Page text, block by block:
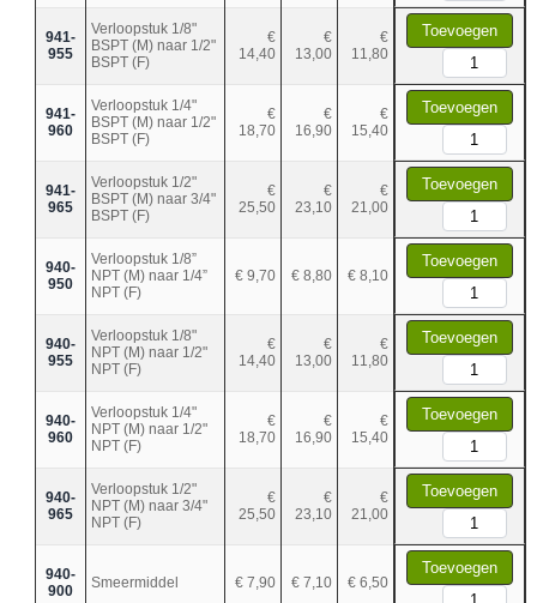
941-
955
Verloopstuk 1/8"
BSPT (M) naar 1/2"
BSPT (F)
€
14,40
€
13,00
€
11,80
Toevoegen
941-
960
Verloopstuk 1/4"
BSPT (M) naar 1/2"
BSPT (F)
€
18,70
€
16,90
€
15,40
Toevoegen
941-
965
Verloopstuk 1/2"
BSPT (M) naar 3/4"
BSPT (F)
€
25,50
€
23,10
€
21,00
Toevoegen
940-
950
Verloopstuk 1/8”
NPT (M) naar 1/4”
NPT (F)
€ 9,70 € 8,80 € 8,10
Toevoegen
940-
955
Verloopstuk 1/8"
NPT (M) naar 1/2"
NPT (F)
€
14,40
€
13,00
€
11,80
Toevoegen
940-
960
Verloopstuk 1/4"
NPT (M) naar 1/2"
NPT (F)
€
18,70
€
16,90
€
15,40
Toevoegen
940-
965
Verloopstuk 1/2"
NPT (M) naar 3/4"
NPT (F)
€
25,50
€
23,10
€
21,00
Toevoegen
940-
900
Smeermiddel € 7,90 € 7,10 € 6,50
Toevoegen